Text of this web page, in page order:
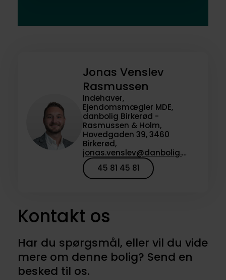
Jonas Venslev
Rasmussen
Indehaver,
Ejendomsmægler MDE,
danbolig Birkerød -
Rasmussen & Holm,
Hovedgaden 39, 3460
Birkerød,
jonas.venslev@danbolig.dk
45 81 45 81
Kontakt os
Har du spørgsmål, eller vil du vide
mere om denne bolig? Send en
besked til os.